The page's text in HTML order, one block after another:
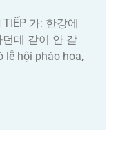
TIẾP 가: 한강에
데 같이 안 갈
lễ hội pháo hoa,